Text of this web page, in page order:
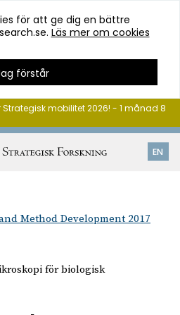
för att ge dig en bättre
Läs mer om cookies
förstår
EN
mobilitet 2026! - 1 månad 8
Method Development 2017
för biologisk